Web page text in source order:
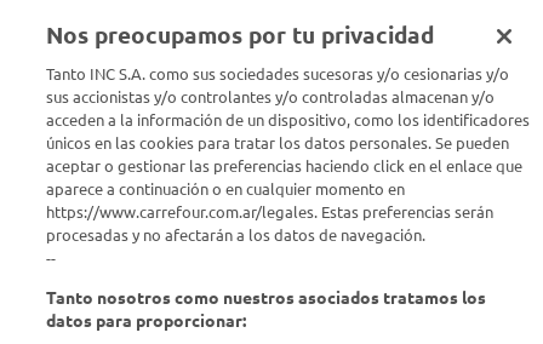
Estamos para ayudarte
¿Tenés una consulta? Comunicate con nosotros acá
Descubrí Carrefour
Conocenos
Nos preocupamos por tu privacidad
Tanto INC S.A. como sus sociedades sucesoras y/o cesionarias y/o
sus accionistas y/o controlantes y/o controladas almacenan y/o
acceden a la información de un dispositivo, como los identificadores
únicos en las cookies para tratar los datos personales. Se pueden
aceptar o gestionar las preferencias haciendo click en el enlace que
aparece a continuación o en cualquier momento en
https://www.carrefour.com.ar/legales. Estas preferencias serán
procesadas y no afectarán a los datos de navegación.
--
Tanto nosotros como nuestros asociados tratamos los
datos para proporcionar: